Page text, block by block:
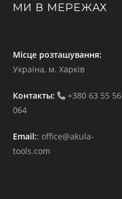
МИ В МЕРЕЖАХ
Місце розташування:
Україна, м. Харків
Контакты:
+380 63 55 56
064
Email::office@akula-
tools.com